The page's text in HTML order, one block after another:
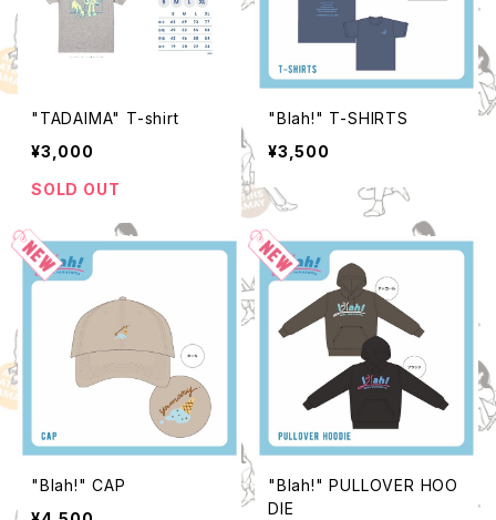
"TADAIMA" T-shirt
¥3,000
SOLD OUT
"Blah!" T-SHIRTS
¥3,500
"Blah!" CAP
"Blah!" PULLOVER HOO
DIE